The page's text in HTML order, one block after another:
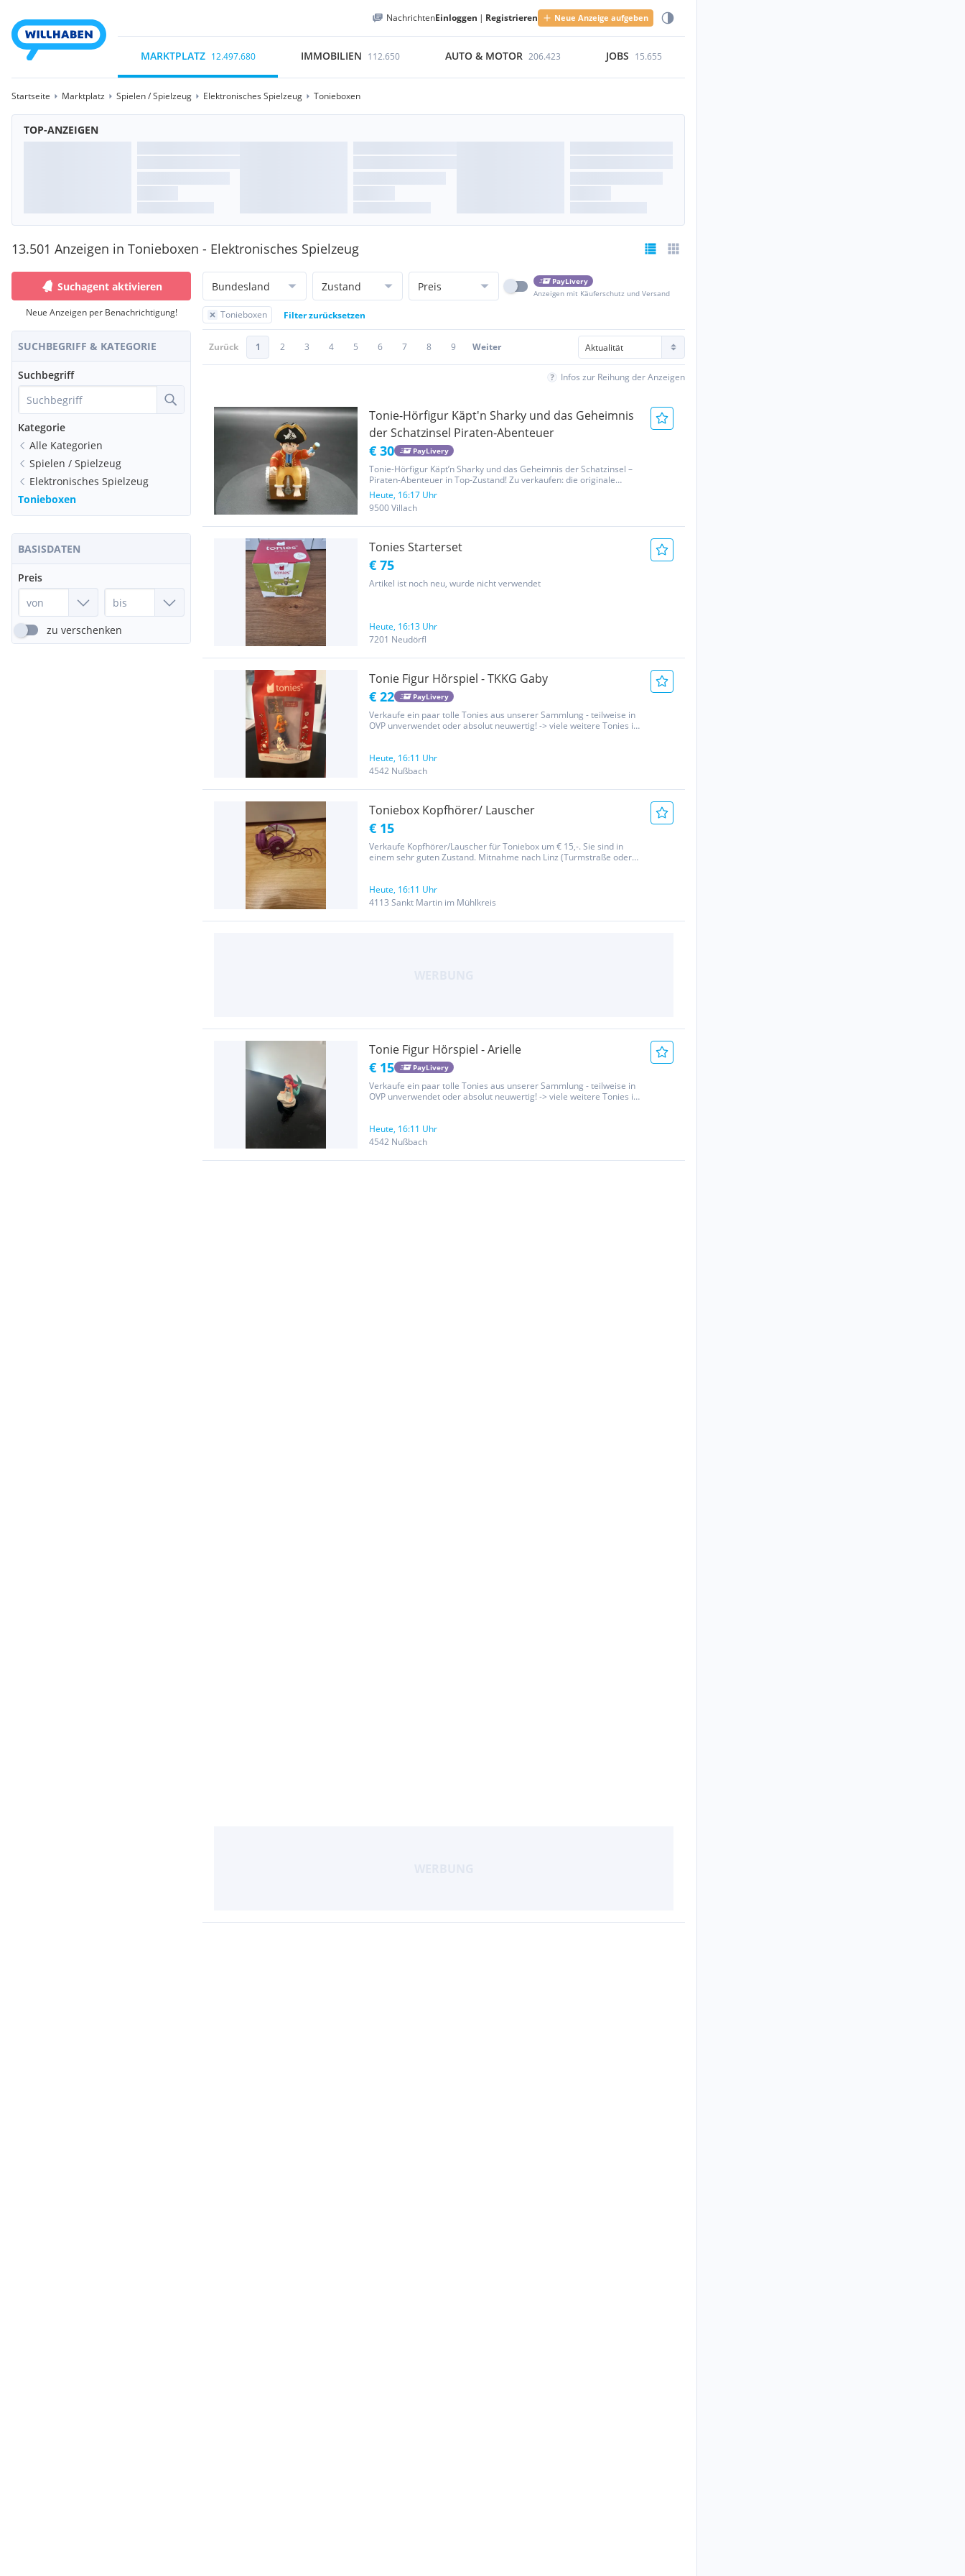
NachrichtenEinloggen | Registrieren Neue Anzeige aufgeben
MARKTPLATZ 12.497.680 IMMOBILIEN 112.650 AUTO & MOTOR 206.423 JOBS 15.655
Startseite Marktplatz Spielen / Spielzeug Elektronisches Spielzeug Tonieboxen
TOP-ANZEIGEN
13.501 Anzeigen in Tonieboxen - Elektronisches Spielzeug
Suchagent aktivieren
Neue Anzeigen per Benachrichtigung!
SUCHBEGRIFF & KATEGORIE
Suchbegriff
Kategorie
Alle Kategorien
Spielen / Spielzeug
Elektronisches Spielzeug
Tonieboxen
BASISDATEN
Preis
zu verschenken
Bundesland Zustand Preis
PayLivery
Anzeigen mit Käuferschutz und Versand
Tonieboxen Filter zurücksetzen
Zurück 1 2 3 4 5 6 7 8 9 Weiter
Infos zur Reihung der Anzeigen
Tonie-Hörfigur Käpt'n Sharky und das Geheimnis
der Schatzinsel Piraten-Abenteuer
€ 30 PayLivery
Tonie-Hörfigur Käpt’n Sharky und das Geheimnis der Schatzinsel –
Piraten-Abenteuer in Top-Zustand! Zu verkaufen: die originale
Tonie-Hörfigur „Käpt’n Sharky und das Geheimnis der Schatzinsel“ .
Figur ist gebraucht, aber in sehr gutem Zustand , voll...
Heute, 16:17 Uhr
9500 Villach
Tonies Starterset
€ 75
Artikel ist noch neu, wurde nicht verwendet
Heute, 16:13 Uhr
7201 Neudörfl
Tonie Figur Hörspiel - TKKG Gaby
€ 22 PayLivery
Verkaufe ein paar tolle Tonies aus unserer Sammlung - teilweise in
OVP unverwendet oder absolut neuwertig! -> viele weitere Tonies in
Heute, 16:11 Uhr
4542 Nußbach
Toniebox Kopfhörer/ Lauscher
€ 15
Verkaufe Kopfhörer/Lauscher für Toniebox um € 15,-. Sie sind in
einem sehr guten Zustand. Mitnahme nach Linz (Turmstraße oder
Heute, 16:11 Uhr
4113 Sankt Martin im Mühlkreis
Tonie Figur Hörspiel - Arielle
€ 15 PayLivery
Verkaufe ein paar tolle Tonies aus unserer Sammlung - teilweise in
OVP unverwendet oder absolut neuwertig! -> viele weitere Tonies in
Heute, 16:11 Uhr
4542 Nußbach